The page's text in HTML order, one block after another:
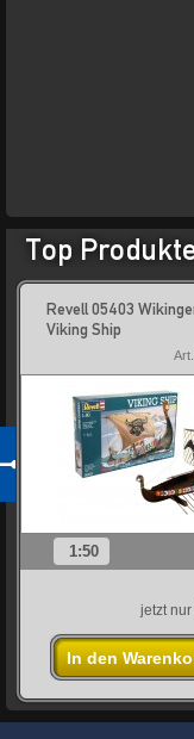
Top
Revell 05403
Viking Ship
1:50
jetzt nur
In den